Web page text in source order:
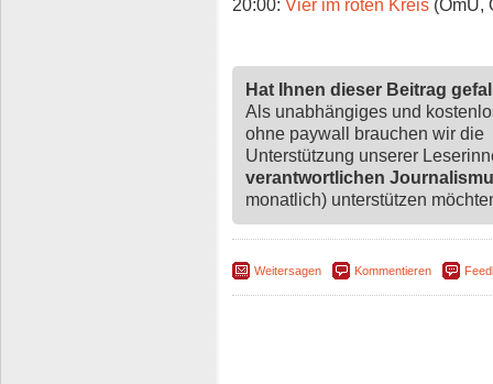
20:00: Vier im roten Kreis (OmU,
Hat Ihnen dieser Beitrag
Als unabhängiges und
ohne paywall brauchen wir die
Unterstützung unserer
verantwortlichen
monatlich) unterstützen
Weitersagen Kommentieren